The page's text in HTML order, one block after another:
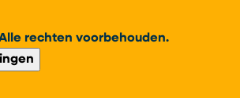
rechten voorbehouden.